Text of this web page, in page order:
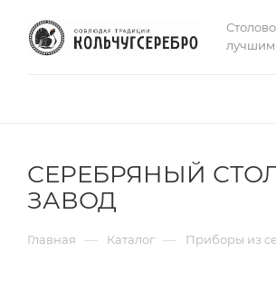
СЕРЕБРЯНЫЙ
ЗАВОД
Главная — Каталог — Приборы из